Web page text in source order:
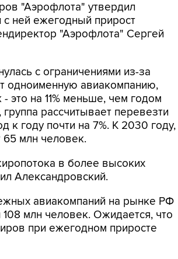
"Аэрофлота" утвердил
с ней ежегодный прирост
"Аэрофлота" Сергей
с ограничениями из-за
одноименную авиакомпанию,
это на 11% меньше, чем годом
рассчитывает перевезти
к году почти на 7%. К 2030 году,
65 млн человек.
в более высоких
Александровский.
авиакомпаний на рынке РФ
млн человек. Ожидается, что
при ежегодном приросте